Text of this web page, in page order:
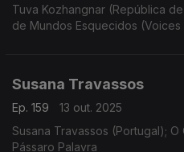
Tuva Kozhangnar (República
de Mundos Esquecidos
Susana Travassos
Ep. 159
13 out. 2025
Susana Travassos (Portugal);
Pássaro Palavra